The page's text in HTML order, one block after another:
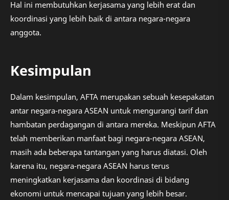
Hal ini membutuhkan kerjasama yang lebih erat dan
koordinasi yang lebih baik di antara negara-negara
anggota.
Kesimpulan
Dalam kesimpulan, AFTA merupakan sebuah kesepakatan
antar negara-negara ASEAN untuk mengurangi tarif dan
hambatan perdagangan di antara mereka. Meskipun AFTA
telah memberikan manfaat bagi negara-negara ASEAN,
masih ada beberapa tantangan yang harus diatasi. Oleh
karena itu, negara-negara ASEAN harus terus
meningkatkan kerjasama dan koordinasi di bidang
ekonomi untuk mencapai tujuan yang lebih besar.